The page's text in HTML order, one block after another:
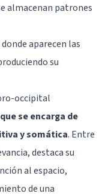
almacenan patrones
aparecen las
su
occipital
se encarga de
y somática. Entre
destaca su
al espacio,
de una